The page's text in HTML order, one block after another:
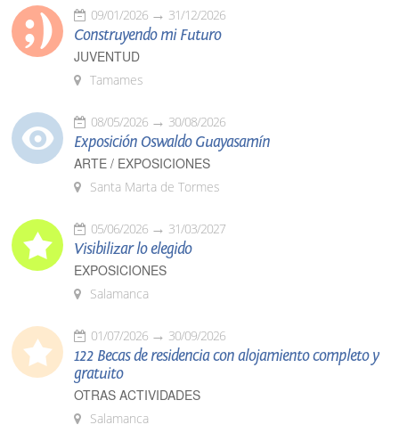
09/01/2026 31/12/2026
Construyendo mi Futuro
JUVENTUD
Tamames
08/05/2026 30/08/2026
Exposición Oswaldo Guayasamín
ARTE / EXPOSICIONES
Santa Marta de Tormes
05/06/2026 31/03/2027
Visibilizar lo elegido
EXPOSICIONES
Salamanca
01/07/2026 30/09/2026
122 Becas de residencia con alojamiento completo y
gratuito
OTRAS ACTIVIDADES
Salamanca